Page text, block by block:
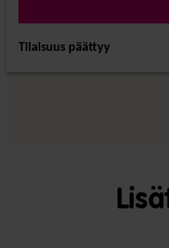
Tilaisuus päättyy